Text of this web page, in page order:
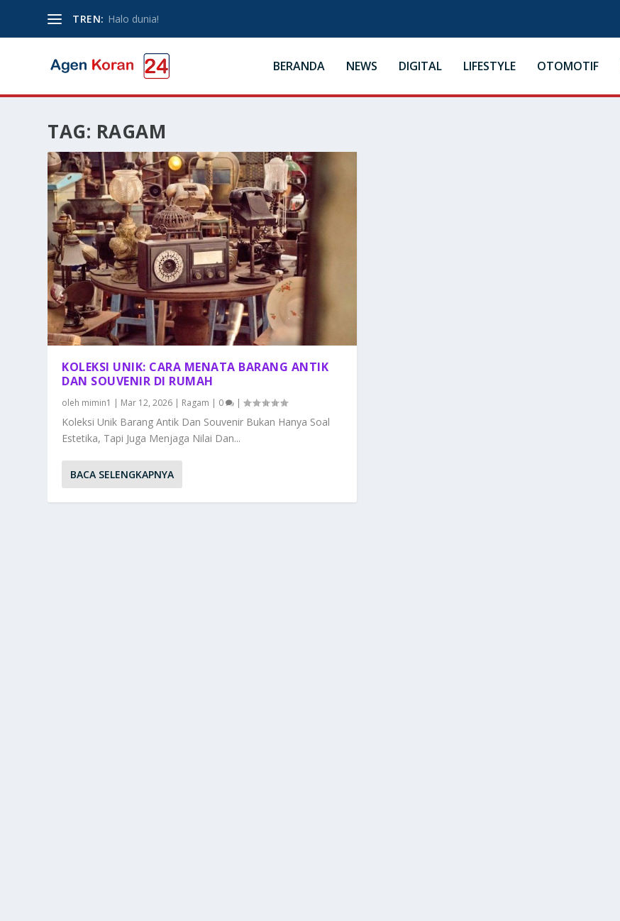
TREN: Halo dunia!
BERANDA NEWS DIGITAL LIFESTYLE OTOMOTIF
TAG: RAGAM
KOLEKSI UNIK: CARA MENATA BARANG ANTIK
DAN SOUVENIR DI RUMAH
oleh mimin1 | Mar 12, 2026 | Ragam | 0 |
Koleksi Unik Barang Antik Dan Souvenir Bukan Hanya Soal
Estetika, Tapi Juga Menjaga Nilai Dan...
BACA SELENGKAPNYA